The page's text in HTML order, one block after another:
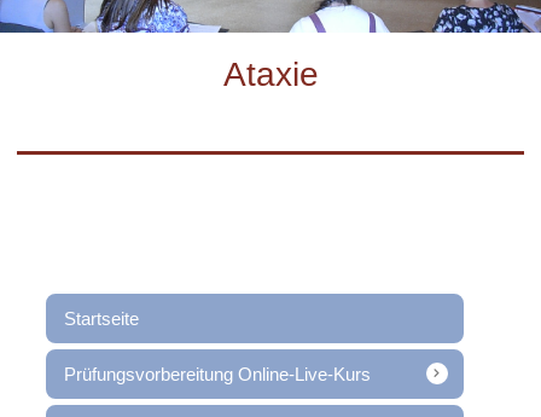
Ataxie
Startseite
Prüfungsvorbereitung Online-Live-Kurs